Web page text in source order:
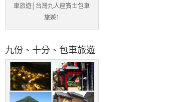
車旅遊│台灣九人座賓士包車
旅遊1
九份、十分、包車旅遊